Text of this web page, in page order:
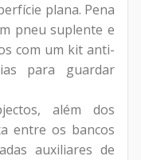
plana. Pena
pneu suplente e
com um kit anti-
para guardar
além dos
entre os bancos
auxiliares de